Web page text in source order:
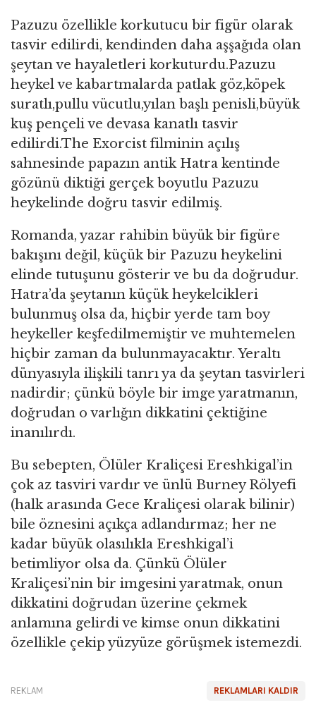
Pazuzu özellikle korkutucu bir figür olarak
tasvir edilirdi, kendinden daha aşşağıda olan
şeytan ve hayaletleri korkuturdu.Pazuzu
heykel ve kabartmalarda patlak göz,köpek
suratlı,pullu vücutlu,yılan başlı penisli,büyük
kuş pençeli ve devasa kanatlı tasvir
edilirdi.The Exorcist filminin açılış
sahnesinde papazın antik Hatra kentinde
gözünü diktiği gerçek boyutlu Pazuzu
heykelinde doğru tasvir edilmiş.
Romanda, yazar rahibin büyük bir figüre
bakışını değil, küçük bir Pazuzu heykelini
elinde tutuşunu gösterir ve bu da doğrudur.
Hatra’da şeytanın küçük heykelcikleri
bulunmuş olsa da, hiçbir yerde tam boy
heykeller keşfedilmemiştir ve muhtemelen
hiçbir zaman da bulunmayacaktır. Yeraltı
dünyasıyla ilişkili tanrı ya da şeytan tasvirleri
nadirdir; çünkü böyle bir imge yaratmanın,
doğrudan o varlığın dikkatini çektiğine
inanılırdı.
Bu sebepten, Ölüler Kraliçesi Ereshkigal’in
çok az tasviri vardır ve ünlü Burney Rölyefi
(halk arasında Gece Kraliçesi olarak bilinir)
bile öznesini açıkça adlandırmaz; her ne
kadar büyük olasılıkla Ereshkigal’i
betimliyor olsa da. Çünkü Ölüler
Kraliçesi’nin bir imgesini yaratmak, onun
dikkatini doğrudan üzerine çekmek
anlamına gelirdi ve kimse onun dikkatini
özellikle çekip yüzyüze görüşmek istemezdi.
REKLAMLARI KALDIR
REKLAM